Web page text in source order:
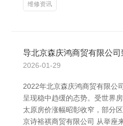
维修资讯
导北京森庆鸿商贸有限公
2026-01-29
2022年北京森庆鸿商贸有限公
呈现稳中趋缓的态势。受世界
太原房价涨幅昭彰收窄，部分
京诗裕祺商贸有限公司 从举座